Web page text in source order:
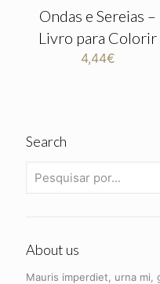
Ondas e Sereias –
Livro para Colorir
4,44€
Search
About us
Mauris imperdiet, urna mi,